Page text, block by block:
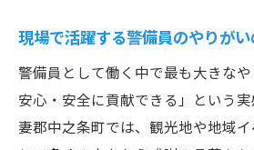
現場で活躍する警備員のやりが
警備員として働く中で最も大きな
安心・安全に貢献できる」という
妻郡中之条町では、観光地や地域